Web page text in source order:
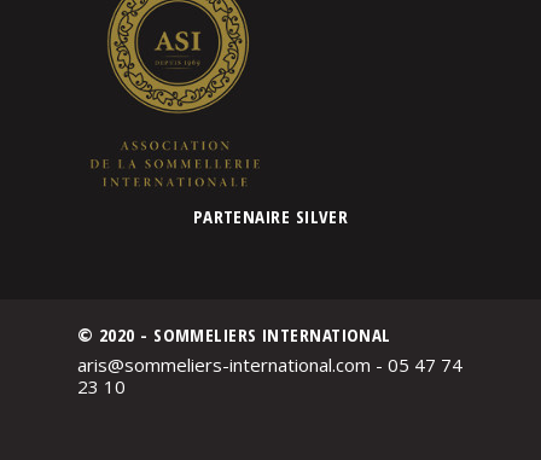
PARTENAIRE SILVER
© 2020 - SOMMELIERS INTERNATIONAL
aris@sommeliers-international.com - 05 47 74
23 10